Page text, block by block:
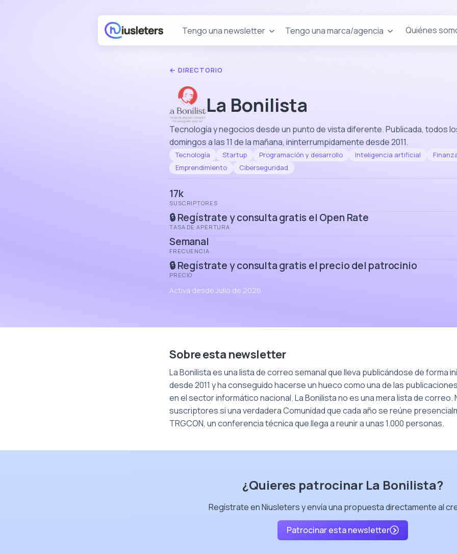
Tengo una newsletter Tengo una marca/agencia Quiénes
← DIRECTORIO
La Bonilista
Tecnología y negocios desde un punto de vista diferente. Publicada, todos
domingos a las 11 de la mañana, ininterrumpidamente desde 2011.
Tecnología Startup Programación y desarrollo Inteligencia artificial
Emprendimiento
Ciberseguridad
17k
SUSCRIPTORES
🔒 Regístrate y consulta gratis el Open Rate
TASA DE APERTURA
Semanal
FRECUENCIA
🔒 Regístrate y consulta gratis el precio del patrocinio
PRECIO
Activa desde Julio de 2026
Sobre esta newsletter
La Bonilista es una lista de correo semanal que lleva publicándose de forma
desde 2011 y ha conseguido hacerse un hueco como una de las
en el sector informático nacional. La Bonilista no es una mera lista de correo.
suscriptores si una verdadera Comunidad que cada año se reúne
TRGCON, un conferencia técnica que llega a reunir a unas 1.000 personas.
¿Quieres patrocinar La Bonilista?
Regístrate en Niusleters y envía una propuesta directamente al
Patrocinar esta newsletter